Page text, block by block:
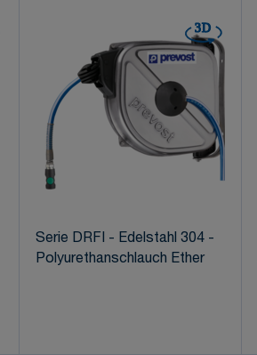
Serie DRFI - Edelstahl 304 -
Polyurethanschlauch Ether
3D